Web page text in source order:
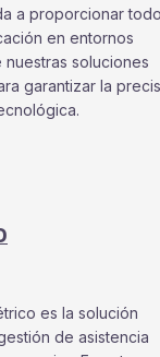
a proporcionar
en entornos
soluciones
garantizar la
es la solución
de asistencia